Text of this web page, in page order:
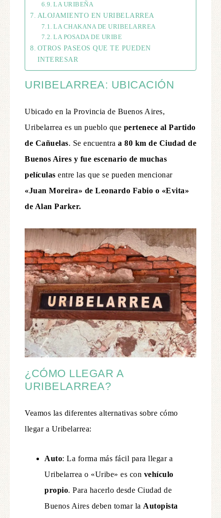
LA URIBEÑA
ALOJAMIENTO EN URIBELARREA
LA CHAKANA DE URIBELARREA
LA POSADA DE URIBE
OTROS PASEOS QUE TE PUEDEN
INTERESAR
URIBELARREA: UBICACIÓN
Ubicado en la Provincia de Buenos Aires,
Uribelarrea es un pueblo que pertenece al Partido
de Cañuelas. Se encuentra a 80 km de Ciudad de
Buenos Aires y fue escenario de muchas
películas entre las que se pueden mencionar
«Juan Moreira» de Leonardo Fabio o «Evita»
de Alan Parker.
¿CÓMO LLEGAR A
URIBELARREA?
Veamos las diferentes alternativas sobre cómo
llegar a Uribelarrea:
Auto: La forma más fácil para llegar a
Uribelarrea o «Uribe» es con vehículo
propio. Para hacerlo desde Ciudad de
Buenos Aires deben tomar la Autopista